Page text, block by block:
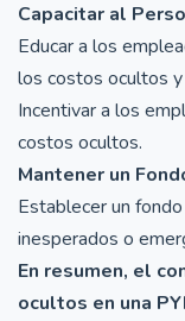
Capacitar al
Educar a los
los costos ocultos
Incentivar a los
costos ocultos.
Mantener un
Establecer un
inesperados o
En resumen, el
ocultos en una